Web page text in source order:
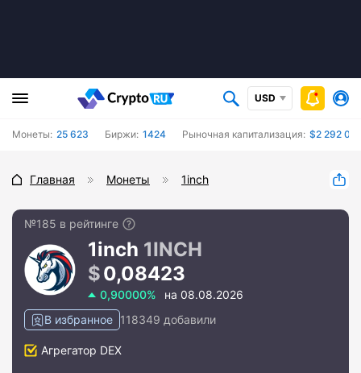
USD
Монеты: 25 623 Биржи: 1424 Рыночная капитализация: $2 292
Главная Монеты 1inch
№185 в рейтинге
1inch 1INCH
0,08423
0,90000%
на 08.08.2026
В избранное 118349 добавили
Агрегатор DEX